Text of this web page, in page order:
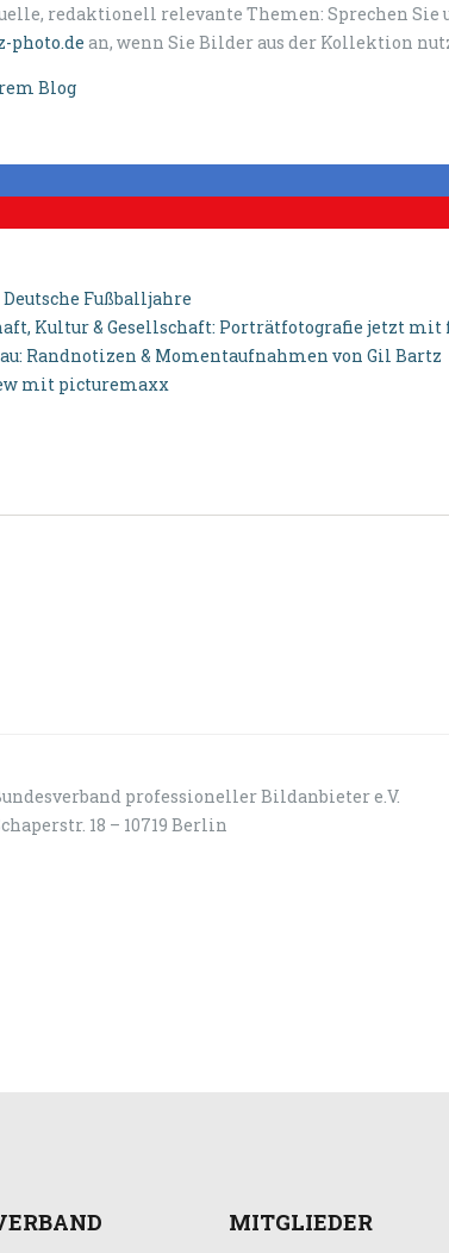
redaktionell relevante Themen: Sprechen Sie
photo.de an, wenn Sie Bilder aus der Kollektion
Blog
Deutsche Fußballjahre
Kultur & Gesellschaft: Porträtfotografie jetzt mit
Randnotizen & Momentaufnahmen von Gil Bartz
mit picturemaxx
professioneller Bildanbieter e.V.
18 – 10719 Berlin
MITGLIEDER